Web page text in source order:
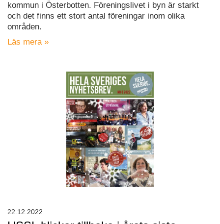
kommun i Österbotten. Föreningslivet i byn är starkt
och det finns ett stort antal föreningar inom olika
områden.
Läs mera »
22.12.2022